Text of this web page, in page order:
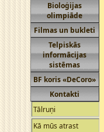
Bioloģijas
olimpiāde
Filmas un bukleti
Telpiskās
informācijas
sistēmas
BF koris «DeCoro»
Kontakti
Tālruņi
Kā mūs atrast